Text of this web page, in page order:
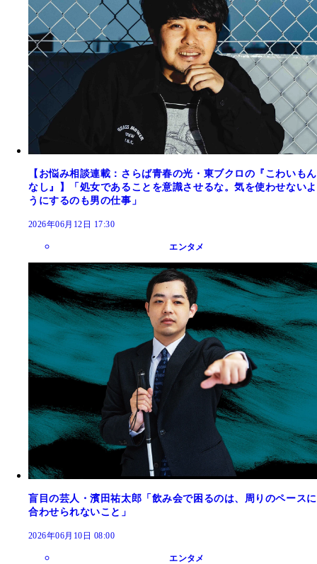
【お悩み相談連載：さらば青春の光・東ブクロの『こわいもん
なし』】「処女であることを意識させるな。気を使わせないよ
うにするのも男の仕事」
2026年06月12日 17:30
エンタメ
盲目の芸人・濱田祐太郎「飲み会で困るのは、周りのペースに
合わせられないこと」
2026年06月10日 08:00
エンタメ